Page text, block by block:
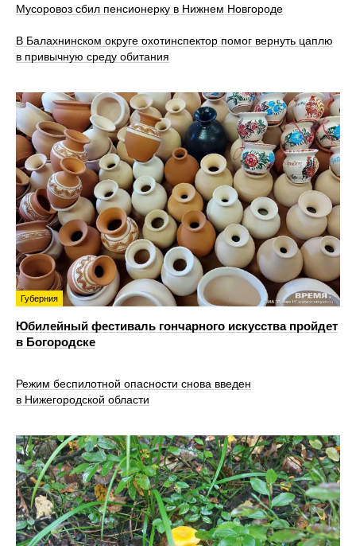
Мусоровоз сбил пенсионерку в Нижнем Новгороде
В Балахнинском округе охотинспектор помог вернуть цаплю
в привычную среду обитания
Губерния
Юбилейный фестиваль гончарного искусства пройдет
в Богородске
Режим беспилотной опасности снова введен
в Нижегородской области